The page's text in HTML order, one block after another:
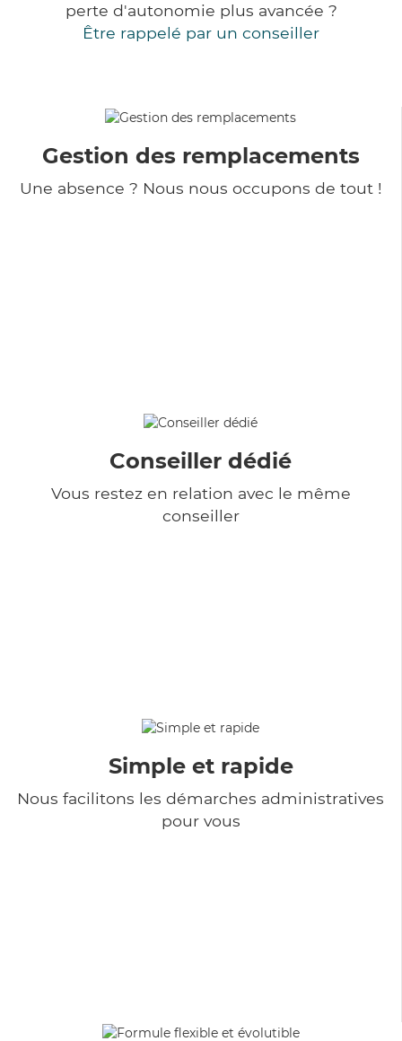
perte d'autonomie plus avancée ?
Être rappelé par un conseiller
Gestion des remplacements
Une absence ? Nous nous occupons de tout !
Conseiller dédié
Vous restez en relation avec le même
conseiller
Simple et rapide
Nous facilitons les démarches administratives
pour vous